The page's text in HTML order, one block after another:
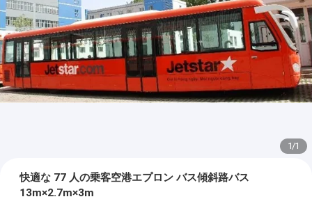
1/1
快適な 77 人の乗客空港エプロン バス傾斜路バス
13m×2.7m×3m